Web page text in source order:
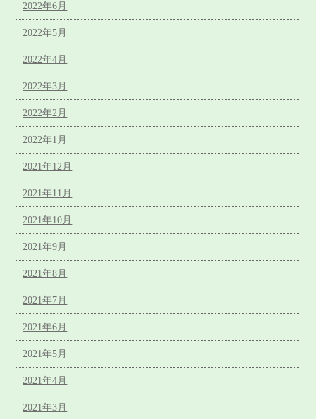
2022年6月
2022年5月
2022年4月
2022年3月
2022年2月
2022年1月
2021年12月
2021年11月
2021年10月
2021年9月
2021年8月
2021年7月
2021年6月
2021年5月
2021年4月
2021年3月